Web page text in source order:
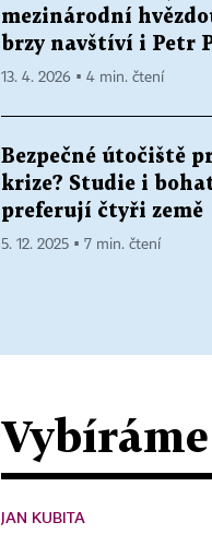
mezinárodní
brzy navštíví i Petr
13. 4. 2026 ▪ 4 min. čtení
Bezpečné útočiště
krize? Studie i
preferují čtyři země
5. 12. 2025 ▪ 7 min. čtení
JAN KUBITA